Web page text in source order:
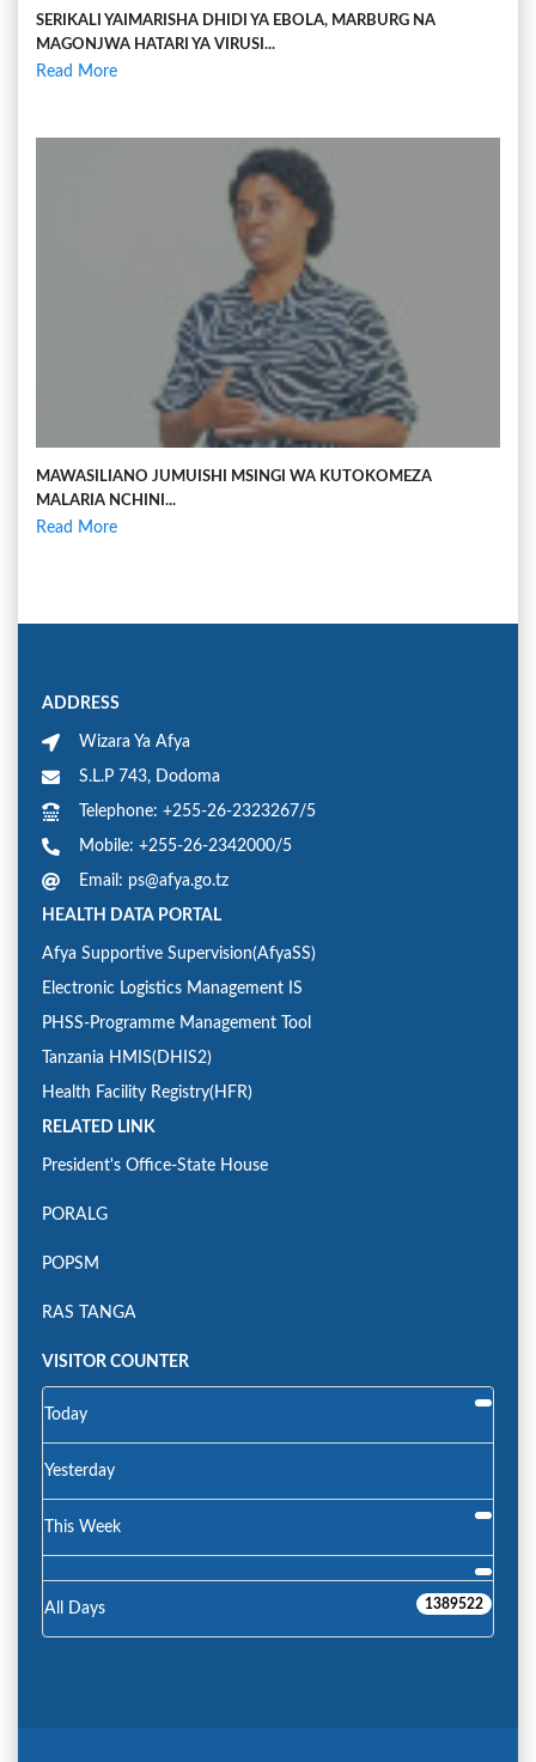
SERIKALI YAIMARISHA DHIDI YA EBOLA, MARBURG NA
MAGONJWA HATARI YA VIRUSI...
Read More
MAWASILIANO JUMUISHI MSINGI WA KUTOKOMEZA
MALARIA NCHINI...
Read More
ADDRESS
Wizara Ya Afya
S.L.P 743, Dodoma
Telephone: +255-26-2323267/5
Mobile: +255-26-2342000/5
Email: ps@afya.go.tz
HEALTH DATA PORTAL
Afya Supportive Supervision(AfyaSS)
Electronic Logistics Management IS
PHSS-Programme Management Tool
Tanzania HMIS(DHIS2)
Health Facility Registry(HFR)
RELATED LINK
President's Office-State House
PORALG
POPSM
RAS TANGA
VISITOR COUNTER
Today
Yesterday
This Week
All Days 1389522